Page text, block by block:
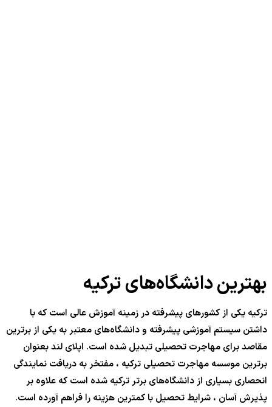
بهترین دانشگاه‌های ترکیه
ترکیه یکی از کشورهای پیشرفته در زمینه آموزش عالی است که با
داشتن سیستم آموزشی پیشرفته و دانشگاه‌های معتبر به یکی از برترین
مقاصد برای مهاجرت تحصیلی تبدیل شده است. اپلای لند بعنوان
برترین موسسه مهاجرت تحصیلی ترکیه ، مفتخر به دریافت نمایندگی
انحصاری بسیاری از دانشگاه‌های برتر ترکیه شده است که علاوه بر
پذیرش آسان ، شرایط تحصیل با کمترین هزینه را فراهم آورده است.